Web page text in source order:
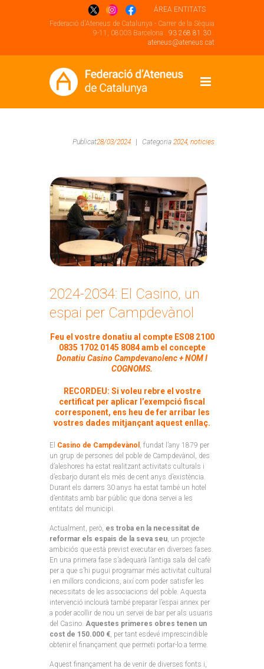
ÁREA ENTITATS
Federació d'Ateneus de Catalunya - Carrer de la Sèquia
9-11, 08003 Barcelona . 93 268 81 30 .
ateneus@ateneus.cat
Publicat28/03/2024 Categoria 2024, noticies
2024-2034: El Casino, un
espai per Campdevànol
Feu el vostre donatiu al compte ES08 2100
0835 1702 0145 8084 amb el concepte
Donatiu Casino Campdevanolenc + NOM I
COGNOMS.
RECORDEU: Si voleu rebre el vostre
certificat per aplicar l’exempció fiscal
corresponent, ens heu de fer arribar les
vostres dades mitjançantaquest enllaç.
El Casino de Campdevànol
, fundat l’any 1879 per
un grup de persones del poble de Campdevànol, des
d’aleshores ha estat realitzant activitats culturals i
d’esbarjo durant els més de cent anys d’existència.
Durant els darrers 30 anys ha estat també un hotel
d’entitats amb bar públic que dona servei a les
entitats del municipi.
Actualment, però, es troba en la necessitat de
reformar els espais de la seva seu , un projecte
ambiciós que està previst executar en diverses fases.
En una primera fase s’adequarà l’antiga sala del cafè
per a que s’hi pugui programar més activitat cultural
i en millors condicions, així com poder satisfer les
necessitats de les associacions del poble. Aquesta
intervenció inclourà també preparar l’espai annex per
a poder acollir de nou un servei de bar per als usuaris
del Casino. Aquestes primeres obres tenen un
cost de 150.000 € , per tant esdevé imprescindible
obtenir el finançament que permeti portar-lo a terme.
Aquest finançament ha de venir de diverses fonts i,